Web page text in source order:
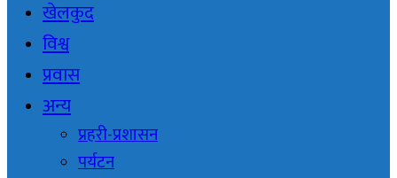
खेलकुद
विश्व
प्रवास
अन्य
प्रहरी-प्रशासन
पर्यटन